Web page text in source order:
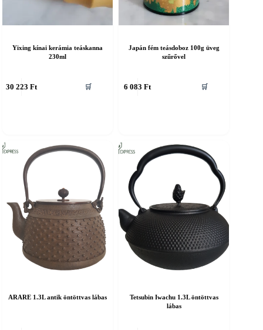
Yixing kínai kerámia teáskanna
230ml
30 223 Ft 🛒
Japán fém teásdoboz 100g üveg
szűrővel
6 083Ft 🛒
ARARE 1.3L antik öntöttvas lábas
Tetsubin Iwachu 1.3L öntöttvas
lábas